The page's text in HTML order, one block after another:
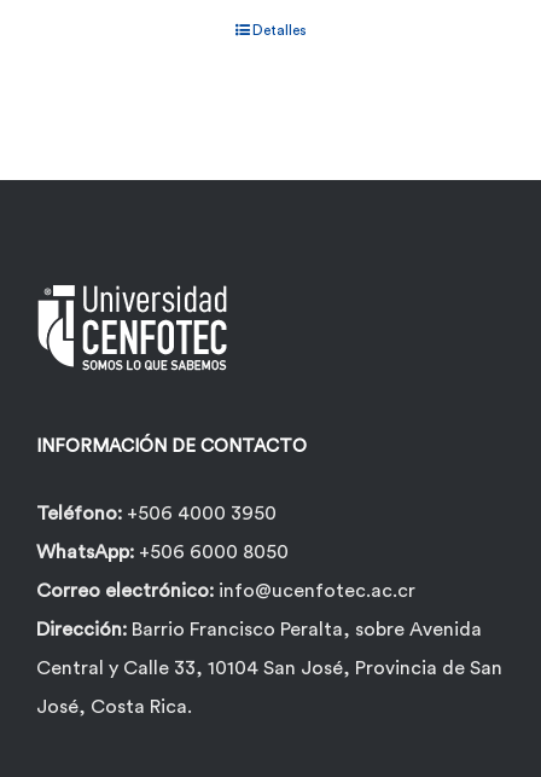
Detalles
INFORMACIÓN DE CONTACTO
Teléfono: +506 4000 3950
WhatsApp: +506 6000 8050
Correo electrónico: info@ucenfotec.ac.cr
Dirección: Barrio Francisco Peralta, sobre Avenida
Central y Calle 33, 10104 San José, Provincia de San
José, Costa Rica.